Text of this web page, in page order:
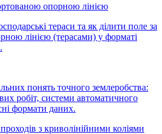
опорною лінією
тераси та як ділити поле за
лінією (терасами) у форматі
понять точного землеробства:
робіт, системи автоматичного
формати даних.
з криволінійними коліями